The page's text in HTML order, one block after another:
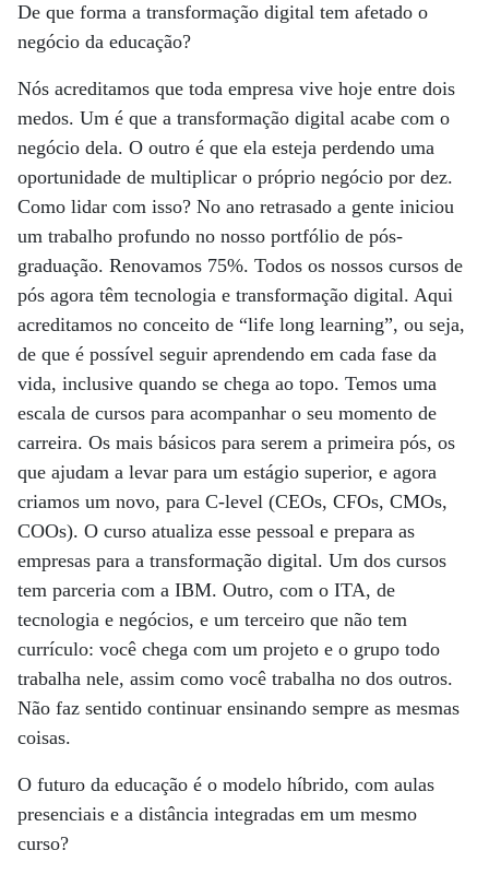
De que forma a transformação digital tem afetado o
negócio da educação?
Nós acreditamos que toda empresa vive hoje entre dois
medos. Um é que a transformação digital acabe com o
negócio dela. O outro é que ela esteja perdendo uma
oportunidade de multiplicar o próprio negócio por dez.
Como lidar com isso? No ano retrasado a gente iniciou
um trabalho profundo no nosso portfólio de pós-
graduação. Renovamos 75%. Todos os nossos cursos de
pós agora têm tecnologia e transformação digital. Aqui
acreditamos no conceito de “life long learning”, ou seja,
de que é possível seguir aprendendo em cada fase da
vida, inclusive quando se chega ao topo. Temos uma
escala de cursos para acompanhar o seu momento de
carreira. Os mais básicos para serem a primeira pós, os
que ajudam a levar para um estágio superior, e agora
criamos um novo, para C-level (CEOs, CFOs, CMOs,
COOs). O curso atualiza esse pessoal e prepara as
empresas para a transformação digital. Um dos cursos
tem parceria com a IBM. Outro, com o ITA, de
tecnologia e negócios, e um terceiro que não tem
currículo: você chega com um projeto e o grupo todo
trabalha nele, assim como você trabalha no dos outros.
Não faz sentido continuar ensinando sempre as mesmas
coisas.
O futuro da educação é o modelo híbrido, com aulas
presenciais e a distância integradas em um mesmo
curso?